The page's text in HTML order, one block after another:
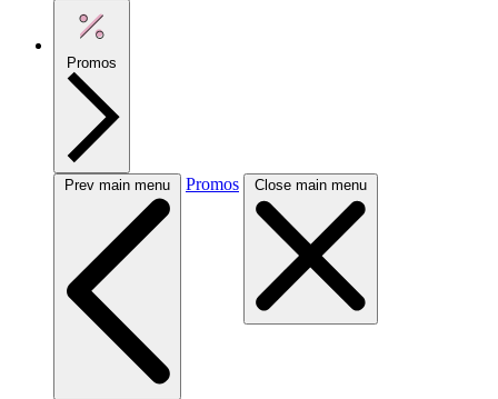
Promos
Prev main menu Promos Close main menu